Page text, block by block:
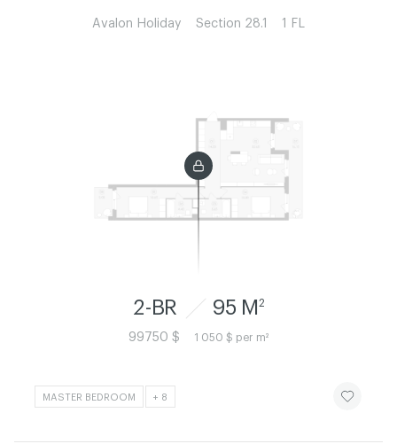
Avalon Holiday Section 28.1 1 FL
2-BR 95 M 2
99750 $ 1 050 $ per m²
MASTER BEDROOM + 8 ЧИТАТИ